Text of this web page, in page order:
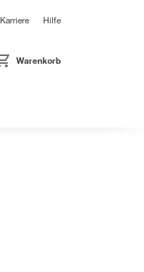
Karriere Hilfe
Warenkorb